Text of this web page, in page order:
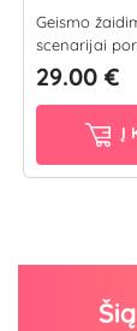
Geismo
scenarijai
29.00 €
Į